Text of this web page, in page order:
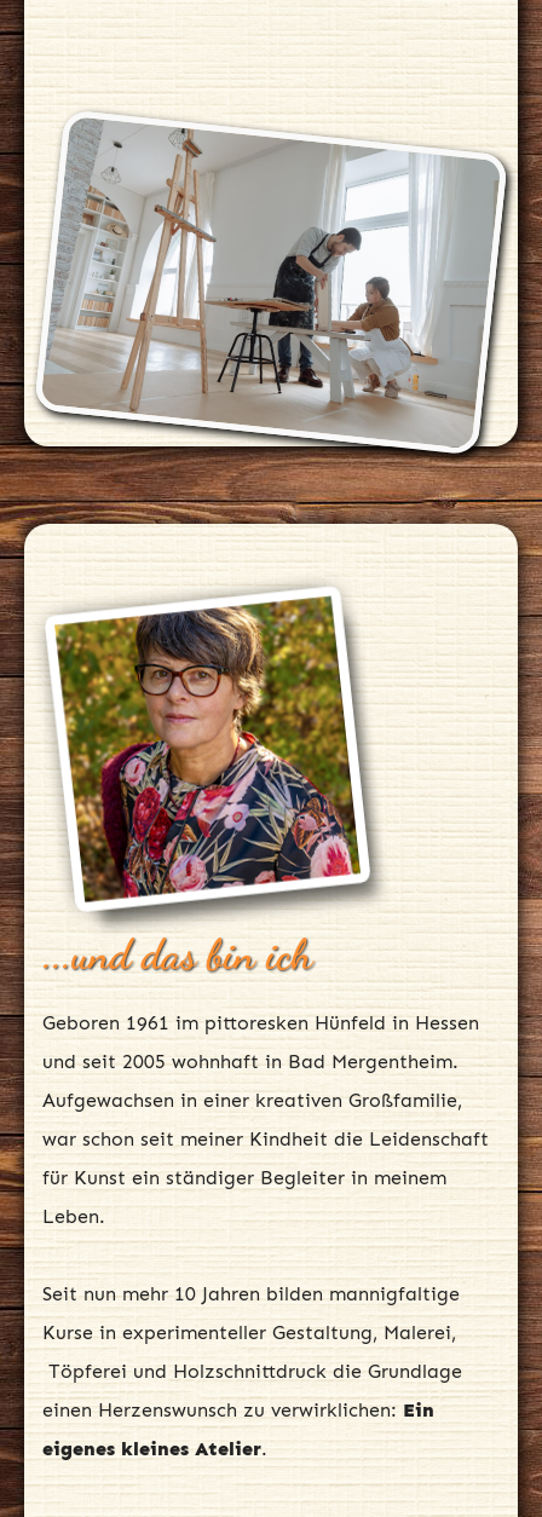
...und das bin ich
Geboren 1961 im pittoresken Hünfeld in Hessen
und seit 2005 wohnhaft in Bad Mergentheim.
Aufgewachsen in einer kreativen Großfamilie,
war schon seit meiner Kindheit die Leidenschaft
für Kunst ein ständiger Begleiter in meinem
Leben.
Seit nun mehr 10 Jahren bilden mannigfaltige
Kurse in experimenteller Gestaltung, Malerei,
Töpferei und Holzschnittdruck die Grundlage
einen Herzenswunsch zu verwirklichen: Ein
eigenes kleines Atelier.